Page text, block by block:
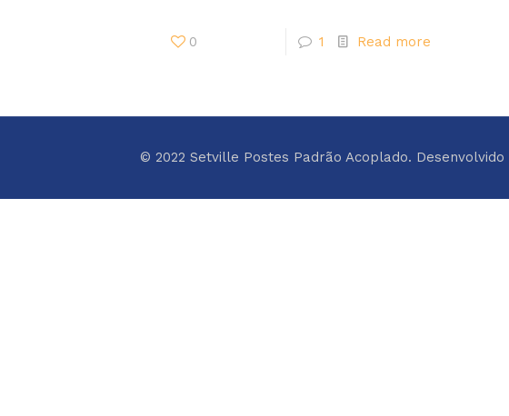
0 1 Read more
© 2022 Setville Postes Padrão Acoplado. Desenvolvido